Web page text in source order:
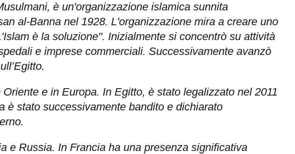
è un'organizzazione islamica sunnita
al-Banna nel 1928. L'organizzazione mira a creare uno
è la soluzione". Inizialmente si concentrò su attività
e imprese commerciali. Successivamente avanzò
e in Europa. In Egitto, è stato legalizzato nel 2011
è stato successivamente bandito e dichiarato
e Russia. In Francia ha una presenza significativa